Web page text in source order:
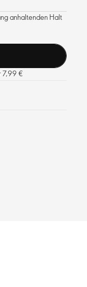
anhaltenden Halt
7,99 €